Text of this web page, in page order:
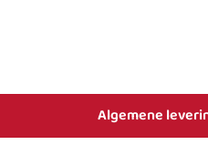
Algemene